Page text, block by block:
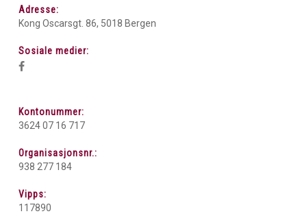
Adresse:
Kong Oscarsgt. 86, 5018 Bergen
Sosiale medier:
Kontonummer:
3624 07 16 717
Organisasjonsnr.:
938 277 184
Vipps:
117890